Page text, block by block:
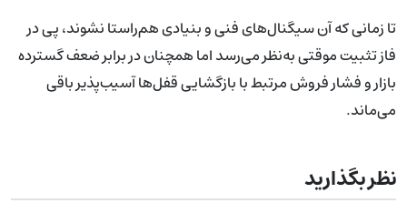
تا زمانی که آن سیگنال‌های فنی و بنیادی هم‌راستا نشوند، پی در
فاز تثبیت موقتی به‌نظر می‌رسد اما همچنان در برابر ضعف گسترده
بازار و فشار فروش مرتبط با بازگشایی قفل‌ها آسیب‌پذیر باقی
می‌ماند.
نظر بگذارید